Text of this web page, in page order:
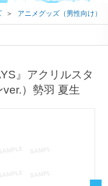
＞ アニメグッズ（男性向け）
』アクリルスタ
）勢羽 夏生